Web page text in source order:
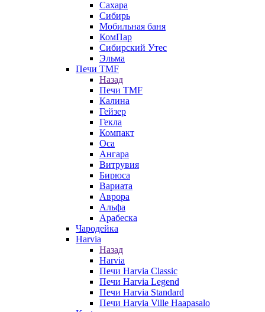
Сахара
Сибирь
Мобильная баня
КомПар
Сибирский Утес
Эльма
Печи TMF
Назад
Печи TMF
Калина
Гейзер
Гекла
Компакт
Оса
Ангара
Витрувия
Бирюса
Вариата
Аврора
Альфа
Арабеска
Чародейка
Harvia
Назад
Harvia
Печи Harvia Classic
Печи Harvia Legend
Печи Harvia Standard
Печи Harvia Ville Haapasalo